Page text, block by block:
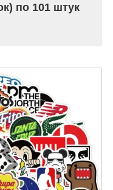
по 101 штук